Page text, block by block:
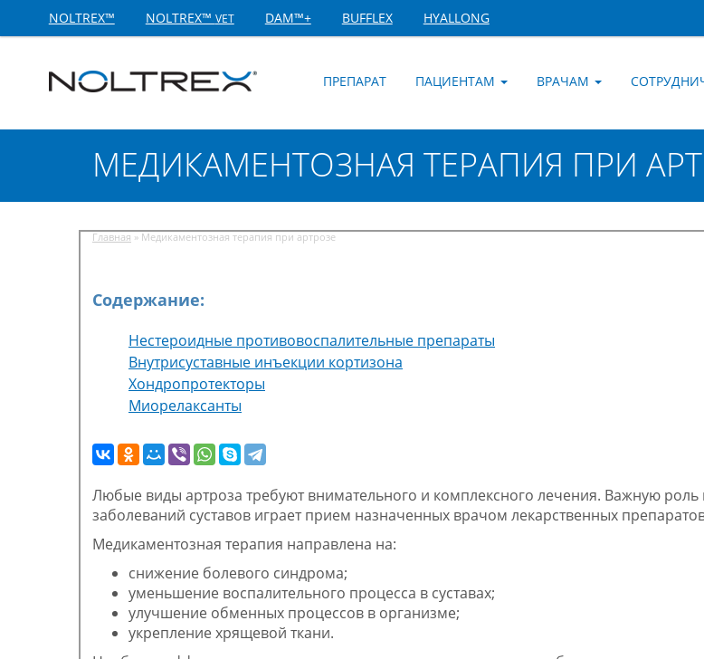
NOLTREX™ NOLTREX™ VET DAM™+ BUFFLEX HYALLONG
ПРЕПАРАТ ПАЦИЕНТАМ ВРАЧАМ
МЕДИКАМЕНТОЗНАЯ ТЕРАПИЯ ПРИ
Главная » Медикаментозная терапия при артрозе
Содержание:
Нестероидные противовоспалительные препараты
Внутрисуставные инъекции кортизона
Хондропротекторы
Миорелаксанты
Любые виды артроза требуют внимательного и комплексного лечения. Важную
заболеваний суставов играет прием назначенных врачом лекарственных
Медикаментозная терапия направлена на:
снижение болевого синдрома;
уменьшение воспалительного процесса в суставах;
улучшение обменных процессов в организме;
укрепление хрящевой ткани.